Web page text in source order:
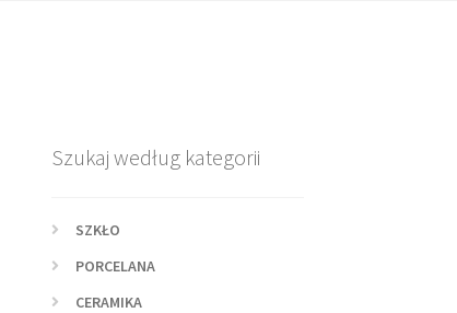
Szukaj według kategorii
SZKŁO
PORCELANA
CERAMIKA